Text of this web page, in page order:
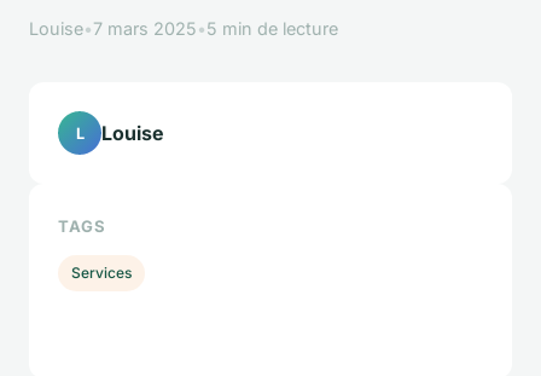
Louise•7 mars 2025•5 min de lecture
L Louise
TAGS
Services